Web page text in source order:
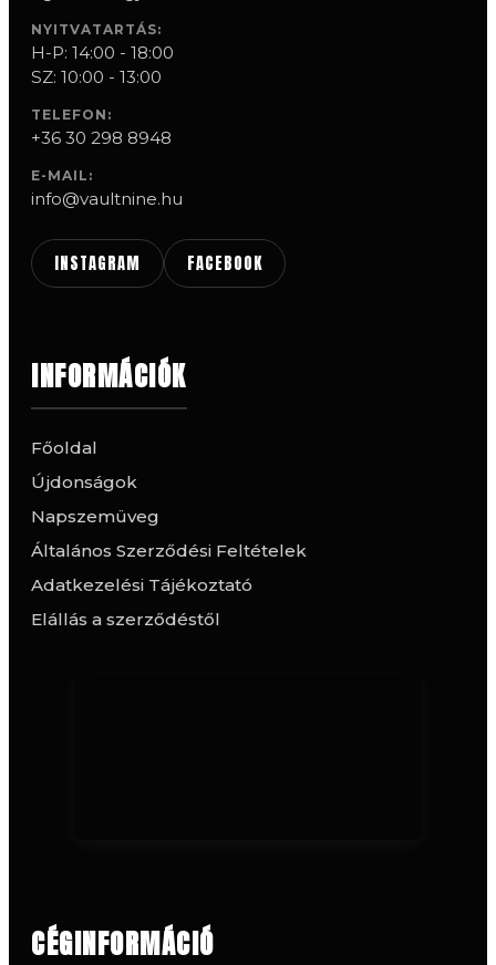
NYITVATARTÁS:
H-P: 14:00 - 18:00
SZ: 10:00 - 13:00
TELEFON:
+36 30 298 8948
E-MAIL:
info@vaultnine.hu
INSTAGRAM FACEBOOK
INFORMÁCIÓK
Főoldal
Újdonságok
Napszemüveg
Általános Szerződési Feltételek
Adatkezelési Tájékoztató
Elállás a szerződéstől
CÉGINFORMÁCIÓ